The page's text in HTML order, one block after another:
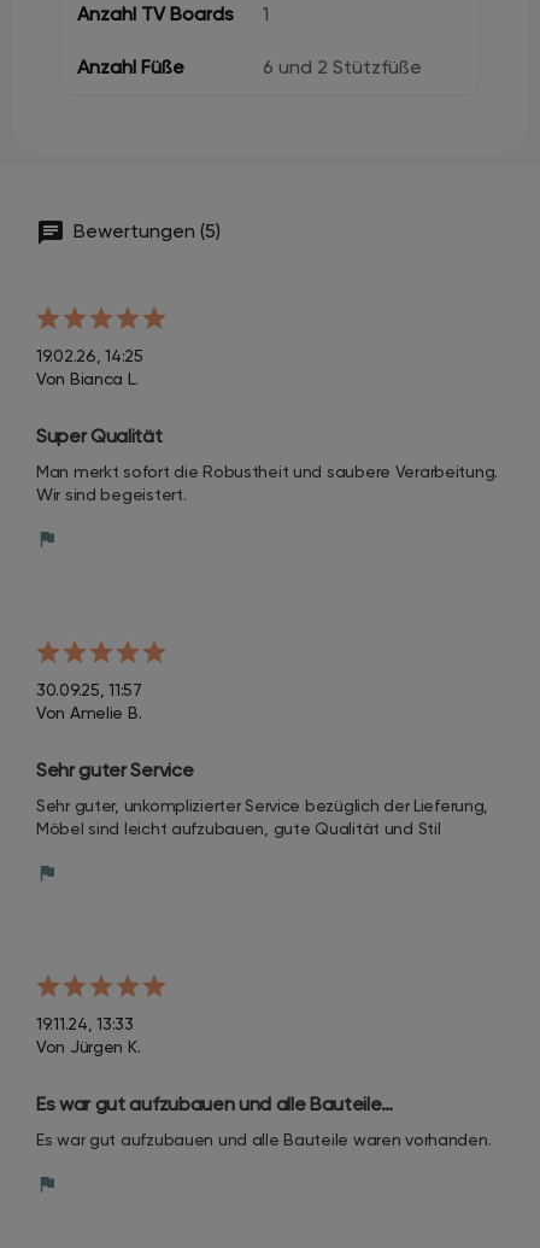
1
6 und 2 Stützfüße
Bewertungen (5)
19.02.26, 14:25
Von Bianca L.
Super Qualität
Man merkt sofort die Robustheit und saubere Verarbeitung.
Wir sind begeistert.
30.09.25, 11:57
Von Amelie B.
Sehr guter Service
Sehr guter, unkomplizierter Service bezüglich der Lieferung,
Möbel sind leicht aufzubauen, gute Qualität und Stil
19.11.24, 13:33
Von Jürgen K.
Es war gut aufzubauen und alle Bauteile…
Es war gut aufzubauen und alle Bauteile waren vorhanden.